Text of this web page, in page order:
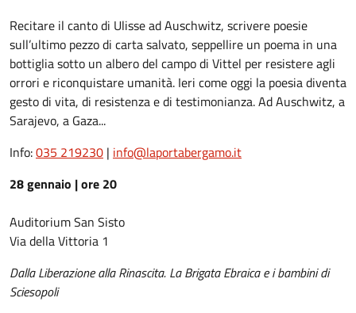
Recitare il canto di Ulisse ad Auschwitz, scrivere poesie
sull’ultimo pezzo di carta salvato, seppellire un poema in una
bottiglia sotto un albero del campo di Vittel per resistere agli
orrori e riconquistare umanità. Ieri come oggi la poesia diventa
gesto di vita, di resistenza e di testimonianza. Ad Auschwitz, a
Sarajevo, a Gaza...
Info:035 219230 | info@laportabergamo.it
28 gennaio | ore 20
Auditorium San Sisto
Via della Vittoria 1
Dalla Liberazione alla Rinascita. La Brigata Ebraica e i bambini di
Sciesopoli